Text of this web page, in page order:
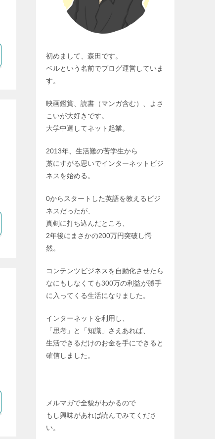
初めまして、森田です。
ベルという名前でブログ運営していま
す。
映画鑑賞、読書（マンガ含む）、よさ
こいが大好きです。
大学中退してネット起業。
2013年、生活難の苦学生から
藁にすがる思いでインターネットビジ
ネスを始める。
0からスタートした英語を教えるビジ
ネスだったが、
真剣に打ち込んだところ、
2年後にまさかの200万円突破し愕
然。
コンテンツビジネスを自動化させたら
なにもしなくても300万の利益が勝手
に入ってくる生活になりました。
インターネットを利用し、
「思考」と「知識」さえあれば、
生活できるだけのお金を手にできると
確信しました。
メルマガで全貌がわかるので
もし興味があれば読んでみてくださ
い。